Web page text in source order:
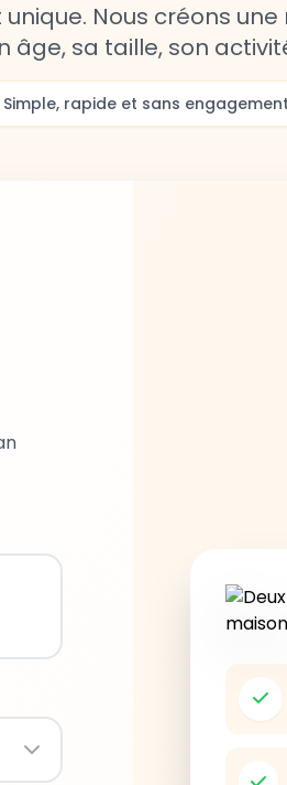
Nous créons
âge, sa taille, son
Simple, rapide et sans engagement